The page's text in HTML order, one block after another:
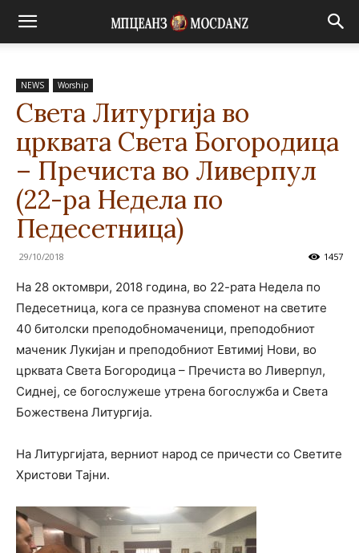
NEWS Worship
Света Литургија во
црквата Света Богородица
– Пречиста во Ливерпул
(22-ра Недела по
Педесетница)
29/10/2018 1457
На 28 октомври, 2018 година, во 22-рата Недела по
Педесетница, кога се празнува споменот на светите
40 битолски преподобномаченици, преподобниот
маченик Лукијан и преподобниот Евтимиј Нови, во
црквата Света Богородица – Пречиста во Ливерпул,
Сиднеј, се богослужеше утрена богослужба и Света
Божествена Литургија.
На Литургијата, верниот народ се причести со Светите
Христови Тајни.